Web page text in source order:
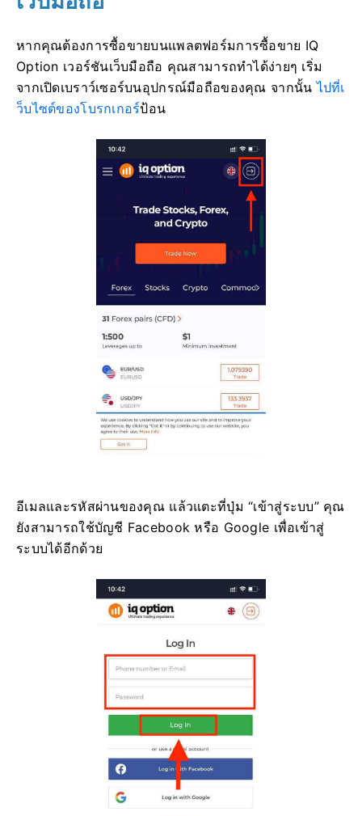
หากคุณต้องการซื้อขายบนแพลตฟอร์มการซื้อขาย IQ
Option เวอร์ชันเว็บมือถือ คุณสามารถทำได้ง่ายๆ เริ่ม
จากเปิดเบราว์เซอร์บนอุปกรณ์มือถือของคุณ จากนั้นไปที่เ
ว็บไซต์ของโบรกเกอร์ป้อน
อีเมลและรหัสผ่านของคุณ แล้วแตะที่ปุ่ม “เข้าสู่ระบบ” คุณ
ยังสามารถใช้บัญชี Facebook หรือ Google เพื่อเข้าสู่
ระบบได้อีกด้วย